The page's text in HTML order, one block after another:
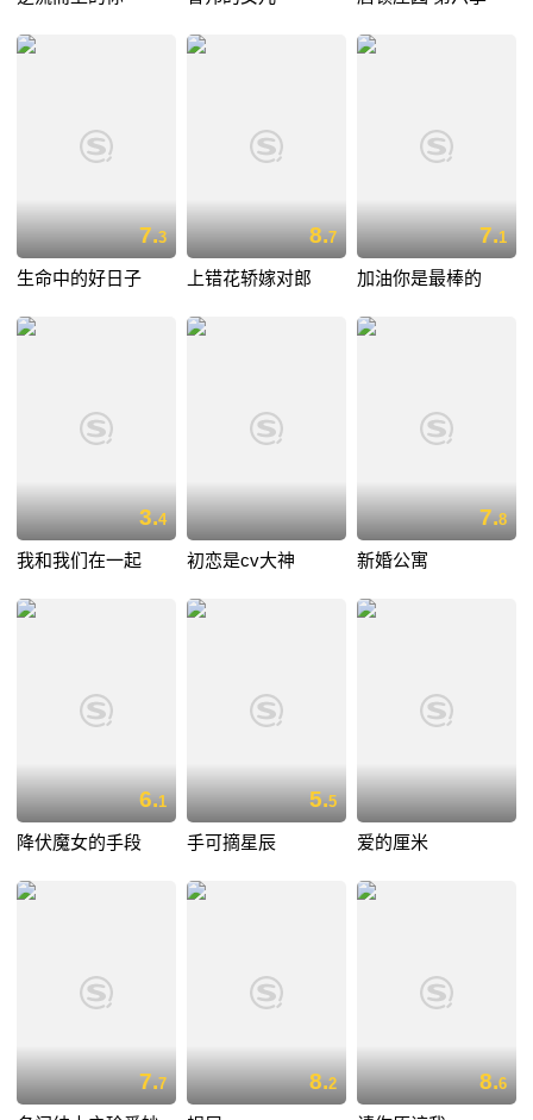
7.3
生命中的好日子
8.7
上错花轿嫁对郎
7.1
加油你是最棒的
3.4
我和我们在一起 初恋是cv大神
7.8
新婚公寓
6.1
降伏魔女的手段
5.5
手可摘星辰 爱的厘米
7.7 8.2 8.6